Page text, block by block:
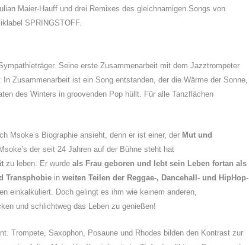
Maier-Hauff und drei Remixes des gleichnamigen Songs von
SPRINGSTOFF.
Seine erste Zusammenarbeit mit dem Jazztrompeter
Zusammenarbeit ist ein Song entstanden, der die Wärme der Sonne,
des Winters in groovenden Pop hüllt. Für alle Tanzflächen
Msoke’s Biographie ansieht, denn er ist einer, der Mut und
der seit 24 Jahren auf der Bühne steht hat
zu leben. Er wurde als Frau geboren und lebt sein Leben fortan als
Transphobie in weiten Teilen der Reggae-, Dancehall- und HipHop-
einkalkuliert. Doch gelingt es ihm wie keinem anderen,
und schlichtweg das Leben zu genießen!
Trompete, Saxophon, Posaune und Rhodes bilden den Kontrast zur